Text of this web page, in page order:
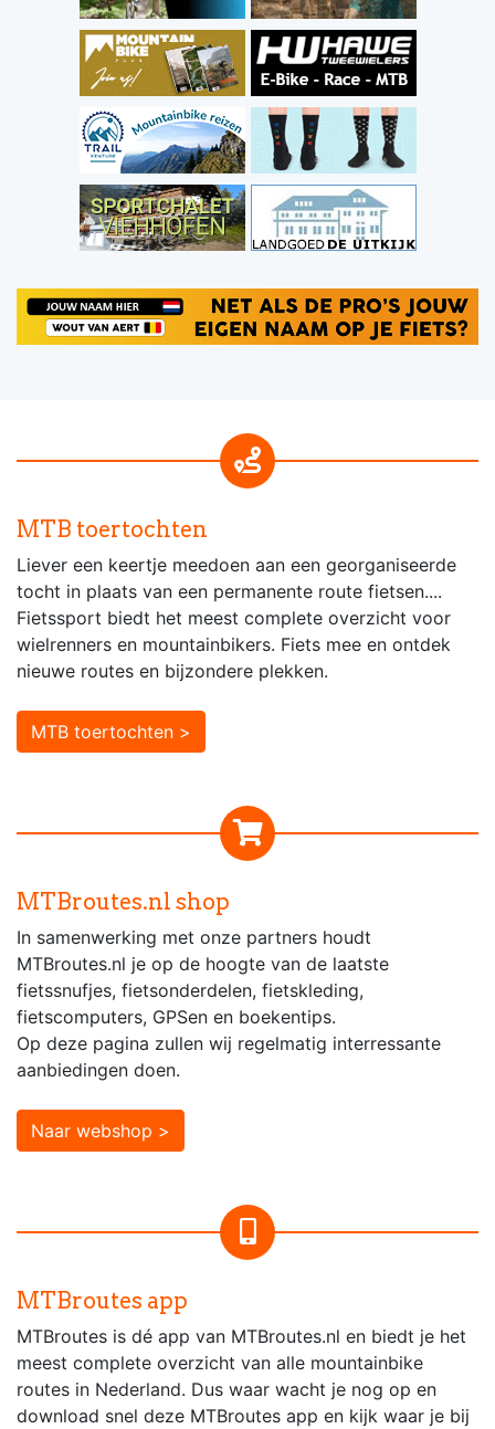
MTB toertochten
Liever een keertje meedoen aan een georganiseerde
tocht in plaats van een permanente route fietsen....
Fietssport biedt het meest complete overzicht voor
wielrenners en mountainbikers. Fiets mee en ontdek
nieuwe routes en bijzondere plekken.
MTB toertochten >
MTBroutes.nl shop
In samenwerking met onze partners houdt
MTBroutes.nl je op de hoogte van de laatste
fietssnufjes, fietsonderdelen, fietskleding,
fietscomputers, GPSen en boekentips.
Op deze pagina zullen wij regelmatig interressante
aanbiedingen doen.
Naar webshop >
MTBroutes app
MTBroutes is dé app van MTBroutes.nl en biedt je het
meest complete overzicht van alle mountainbike
routes in Nederland. Dus waar wacht je nog op en
download snel deze MTBroutes app en kijk waar je bij